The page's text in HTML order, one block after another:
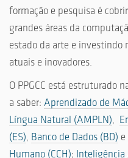
formação e pesquisa é
grandes áreas da
estado da arte e investindo
atuais e inovadores.
O PPGCC está estruturado
a saber: Aprendizado de
Língua Natural (AMPLN),
(ES), Banco de Dados (BD) e
Humano (CCH);